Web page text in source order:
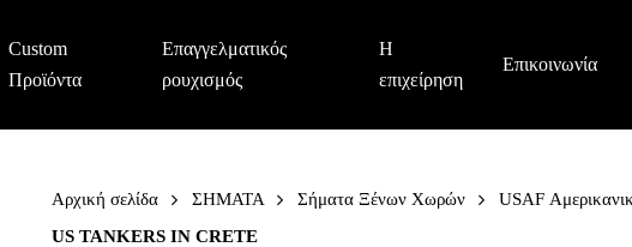
Custom
Προϊόντα
Επαγγελματικός
ρουχισμός
Η
επιχείρηση
Επικοινωνία
Αρχική σελίδα ΣΗΜΑΤΑ Σήματα Ξένων Χωρών USAF
US TANKERS IN CRETE